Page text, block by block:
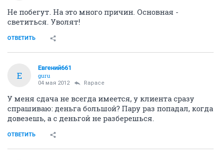
Не побегут. На это много причин. Основная -
светиться. Уволят!
ОТВЕТИТЬ
Е
Евгений661
guru
04 мая 2012 Rapace
У меня сдача не всегда имеется, у клиента сразу
спрашиваю: деньга большой? Пару раз попадал, когда
довезешь, а с деньгой не разберешься.
ОТВЕТИТЬ